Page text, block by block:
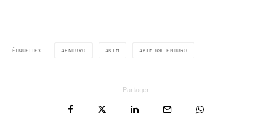
ÉTIQUETTES ENDURO KTM KTM 690 ENDURO
Partager